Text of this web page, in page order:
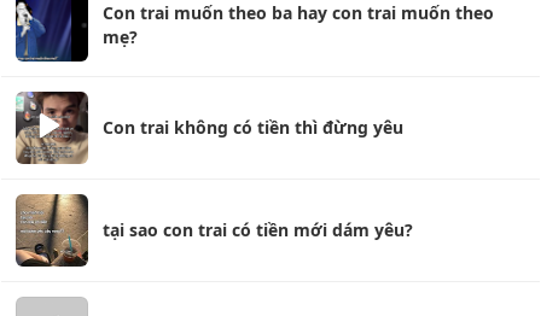
Con trai muốn theo ba hay con trai muốn theo
mẹ?
Con trai không có tiền thì đừng yêu
tại sao con trai có tiền mới dám yêu?